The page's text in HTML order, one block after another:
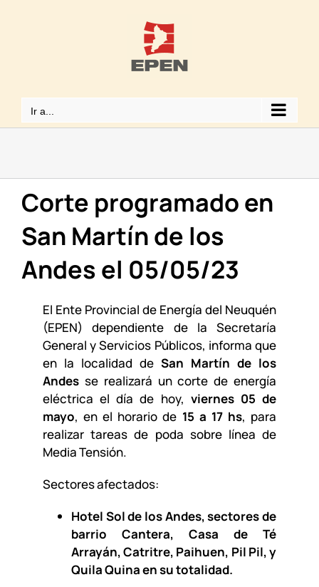
Ir a...
Corte programado en
San Martín de los
Andes el 05/05/23
El Ente Provincial de Energía del Neuquén
(EPEN) dependiente de la Secretaría
General y Servicios Públicos, informa que
en la localidad deSan Martín de los
Andes se realizará un corte de energía
eléctrica el día de hoy, viernes 05 de
mayo, en el horario de 15 a 17 hs, para
realizar tareas de poda sobre línea de
Media Tensión.
Sectores afectados:
Hotel Sol de los Andes, sectores de
barrio Cantera, Casa de Té
Arrayán, Catritre, Paihuen, Pil Pil, y
Quila Quina en su totalidad.